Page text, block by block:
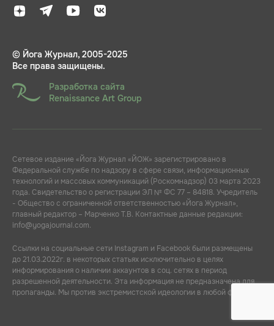
© Йога Журнал, 2005-2025
Все права защищены.
Разработка сайта
Renaissance Art Group
Сетевое издание «Йога Журнал «ЙОЖ» зарегистрировано в
Федеральной службе по надзору в сфере связи, информационных
технологий и массовых коммуникаций (Роскомнадзор) 03 марта 2023
года. Свидетельство о регистрации ЭЛ № ФС 77 – 84818. Учредитель
- Общество с ограниченной ответственностью «Йога Журнал»,
главный редактор – Марченко Т.В. Контактные данные редакции:
info@yogajournal.com.
Ссылки на социальные сети Instagram и Facebook были размещены
до 21.03.2022г. в некоторых статьях исключительно в целях
информирования о наличии аккаунтов в соц. сетях в период
разрешенной деятельности. Эта информация не предназначена для
пропаганды. Мы против экстремистской идеологии в любой форме.